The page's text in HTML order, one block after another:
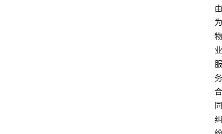
由
为
物
业
服
务
合
同
纠